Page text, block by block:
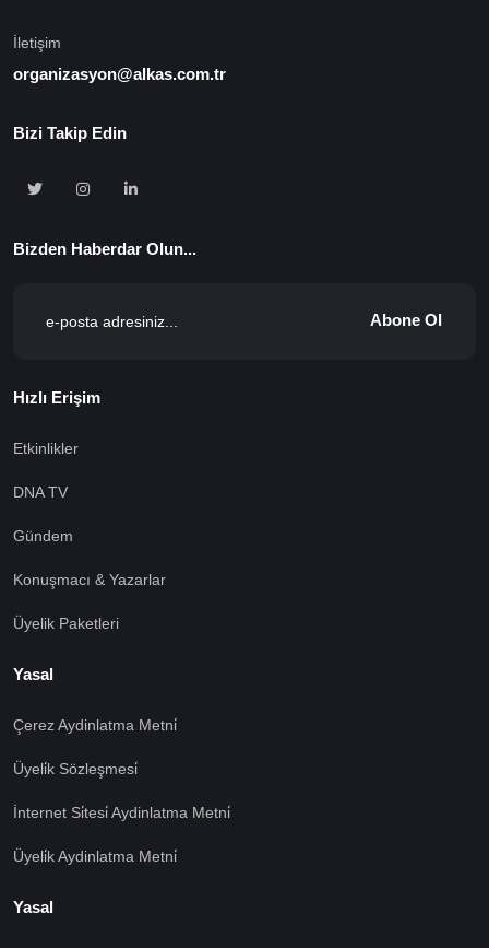
İletişim
organizasyon@alkas.com.tr
Bizi Takip Edin
Bizden Haberdar Olun...
Abone Ol
Hızlı Erişim
Etkinlikler
DNA TV
Gündem
Konuşmacı & Yazarlar
Üyelik Paketleri
Yasal
Çerez Aydinlatma Metni̇
Üyeli̇k Sözleşmesi̇
İnternet Si̇tesi̇ Aydinlatma Metni̇
Üyeli̇k Aydinlatma Metni̇
Yasal